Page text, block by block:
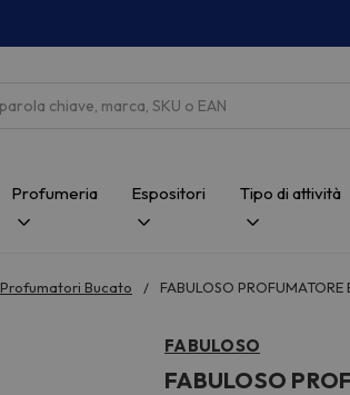
Profumeria Espositori Tipo di attività
Profumatori Bucato FABULOSO PROFUMATORE
FABULOSO
FABULOSO